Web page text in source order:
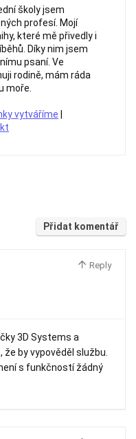
školy jsem
profesí. Mojí
které mě přivedly i
Díky nim jsem
psaní. Ve
rodině, mám ráda
moře.
vytváříme
Přidat komentář
Reply
3D Systems a
by vypověděl službu.
s funkčností žádný